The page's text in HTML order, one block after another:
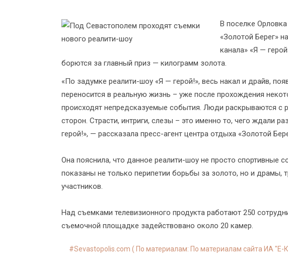
В поселке
«Золотой Берег»
канала» «Я —
борются за главный приз — килограмм золота.
«По задумке реалити-шоу «Я — герой!», весь накал и драйв,
переносится в реальную жизнь – уже после прохождения
происходят непредсказуемые события. Люди раскрываются с
сторон. Страсти, интриги, слезы – это именно то, чего ждали
герой!», — рассказала пресс-агент центра отдыха «Золотой
Она пояснила, что данное реалити-шоу не просто спортивные
показаны не только перипетии борьбы за золото, но и драмы,
участников.
Над съемками телевизионного продукта работают 250
съемочной площадке задействовано около 20 камер.
Sevastopolis.com ( По материалам: По материалам сайта ИА "E-